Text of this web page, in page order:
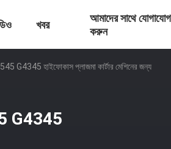
খবর
আমাদের সাথে যোগাযোগ
করুন
G4345 হাইফোকাস প্লাজমা কার্টার মেশিনের জন্য
G4345